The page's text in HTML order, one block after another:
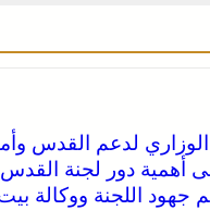
لدعم القدس
أهمية دور لجنة القدس
جهود اللجنة ووكالة